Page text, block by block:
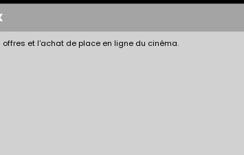
et l'achat de place en ligne du cinéma.